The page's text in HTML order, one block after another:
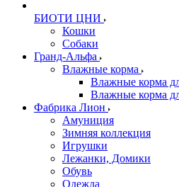
БИОТИ ЦНИ
Кошки
Собаки
Гранд-Альфа
Влажные корма
Влажные корма
Влажные корма
Фабрика Лион
Амуниция
Зимняя коллекция
Игрушки
Лежанки, Домики
Обувь
Одежда